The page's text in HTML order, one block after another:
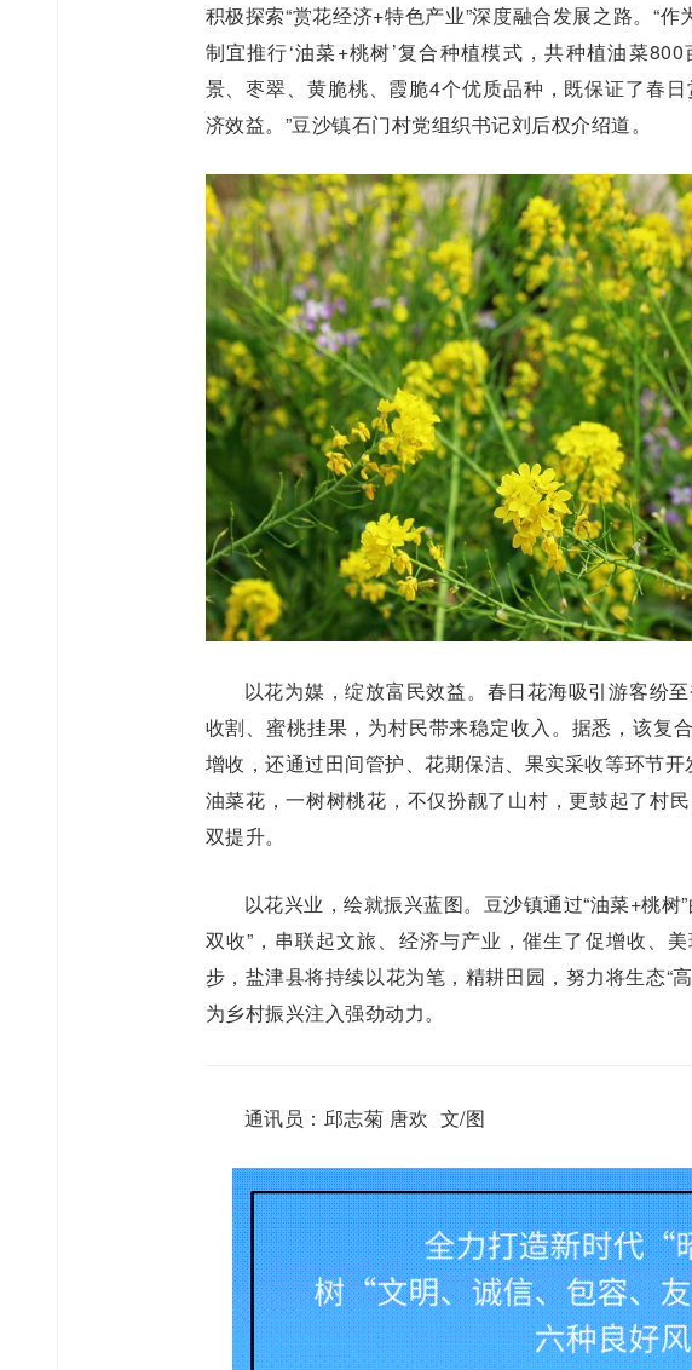
积极探索“赏花经济+特色产业”深度融合发展之路。“
制宜推行‘油菜+桃树’复合种植模式，共种植油菜
景、枣翠、黄脆桃、霞脆4个优质品种，既保证了春
济效益。”豆沙镇石门村党组织书记刘后权介绍道。
以花为媒，绽放富民效益。春日花海吸引游客纷
收割、蜜桃挂果，为村民带来稳定收入。据悉，该复
增收，还通过田间管护、花期保洁、果实采收等环节
油菜花，一树树桃花，不仅扮靓了山村，更鼓起了村
双提升。
以花兴业，绘就振兴蓝图。豆沙镇通过“油菜+桃树
双收”，串联起文旅、经济与产业，催生了促增收、
步，盐津县将持续以花为笔，精耕田园，努力将生态“
为乡村振兴注入强劲动力。
通讯员：邱志菊 唐欢 文/图